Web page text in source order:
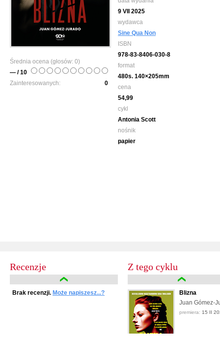
Średnia ocena (głosów: 0)
— / 10
0
Zainteresowanych:
9 VII 2025
wydawca
Sine Qua Non
ISBN
978-83-8406-030-8
format
480s. 140×205mm
cena
54,99
cykl
Antonia Scott
nośnik
papier
Recenzje
Brak recenzji. Może napiszesz...?
Z tego cyklu
Blizna
Juan Gómez-
premiera: 15 II